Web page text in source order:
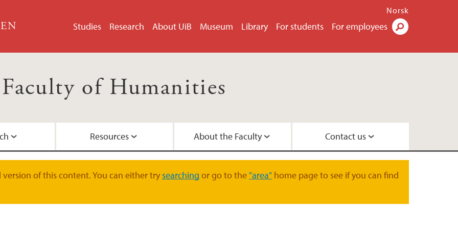
Studies Research About UiB Museum Library For students For employees
Norsk
Faculty of Humanities
Resources About the Faculty Contact us
of this content. You can either trysearching or go to the "area" home page to see if you can find